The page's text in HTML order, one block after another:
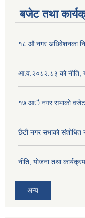
बजेट तथा
१८ औं नगर अधिवेशनका
आ.व.२०८२.८३ को नीति,
१७ आै नगर सभाकाे वजेट
छैटौ नगर सभाको संशोधित
नीति, योजना तथा
अन्य